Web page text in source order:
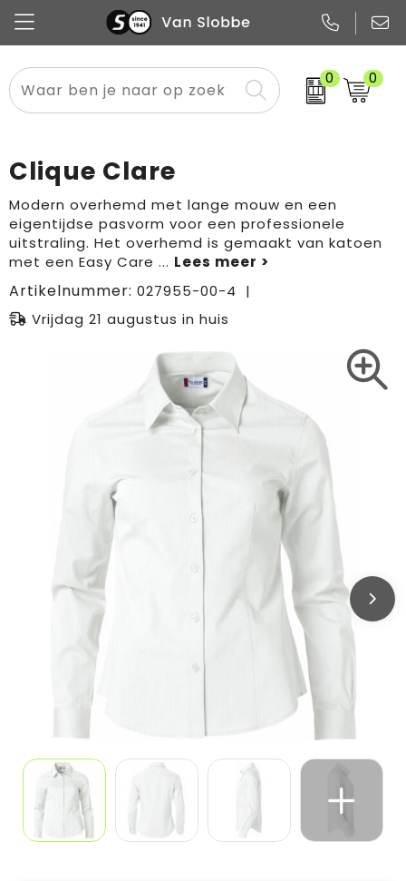
0 0
Alle categorieën
Snoep
Promo
Pennen
Notitieboekjes
Papier
Flessen
Glazen en karaffen
Merken
Meest gekozen
Sportkleding
Overig textiel
Boodschappen- en draagtassen
Sport & vrije tijd
Rugzakken
Clique Clare
Modern overhemd met lange mouw en een
eigentijdse pasvorm voor een professionele
uitstraling. Het overhemd is gemaakt van katoen
met een Easy Care ...
Artikelnummer: 027955-00-4
Vrijdag 21 augustus in huis